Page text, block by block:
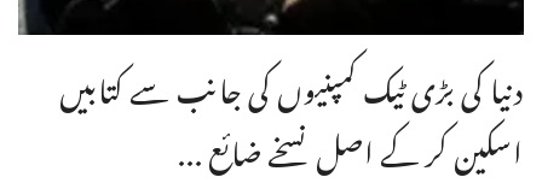
دنیا کی بڑی ٹیک کمپنیوں کی جانب سے کتابیں
اسکین کر کے اصل نسخے ضائع ...